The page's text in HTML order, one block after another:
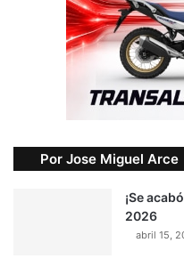
Por Jose Miguel Arce
¡Se
2026
abril 15,